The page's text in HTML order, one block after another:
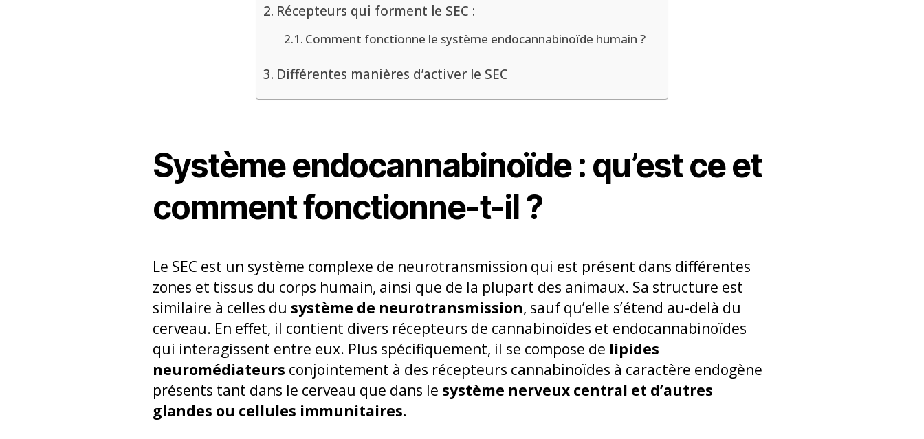
Récepteurs qui forment le SEC :
Comment fonctionne le système endocannabinoïde humain ?
Différentes manières d’activer le SEC
Système endocannabinoïde : qu’est ce et
comment fonctionne-t-il ?
Le SEC est un système complexe de neurotransmission qui est présent dans différentes
zones et tissus du corps humain, ainsi que de la plupart des animaux. Sa structure est
similaire à celles du système de neurotransmission, sauf qu’elle s’étend au-delà du
cerveau. En effet, il contient divers récepteurs de cannabinoïdes et endocannabinoïdes
qui interagissent entre eux. Plus spécifiquement, il se compose de lipides
neuromédiateurs conjointement à des récepteurs cannabinoïdes à caractère endogène
présents tant dans le cerveau que dans le système nerveux central et d’autres
glandes ou cellules immunitaires.